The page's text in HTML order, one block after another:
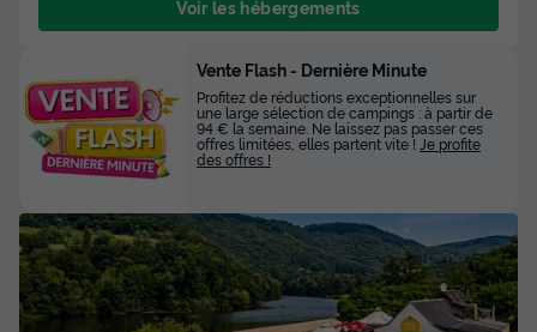
Voir les hébergements
Vente Flash - Dernière Minute
Profitez de réductions exceptionnelles sur
une large sélection de campings : à partir de
94 € la semaine. Ne laissez pas passer ces
offres limitées, elles partent vite ! Je profite
des offres !